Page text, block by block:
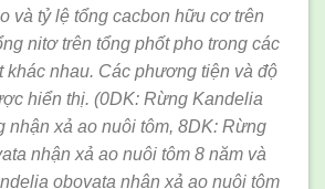
và tỷ lệ tổng cacbon hữu cơ trên
nitơ trên tổng phốt pho trong các
khác nhau. Các phương tiện và độ
hiển thị. (0DK: Rừng Kandelia
nhận xả ao nuôi tôm, 8DK: Rừng
nhận xả ao nuôi tôm 8 năm và
obovata nhận xả ao nuôi tôm